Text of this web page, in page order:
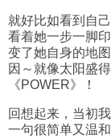
就好比如看到自
看着她一步一脚
变了她自身的地
因～就像太阳盛
《POWER》！
回想起来，当初
一句很简单又温